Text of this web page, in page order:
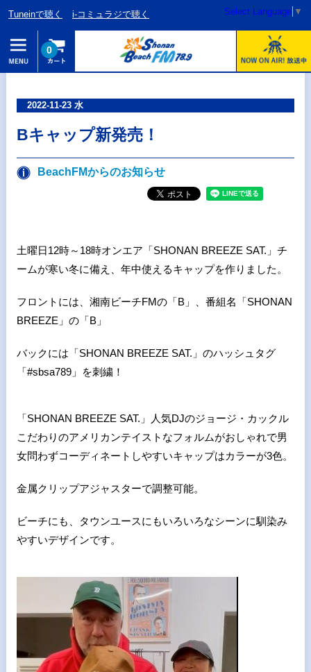
Tuneinで聴く i-コミュラジで聴く Select Language ▼
0
2022-11-23 水
Bキャップ新発売！
BeachFMからのお知らせ
土曜日12時～ 18時オンエア「SHONAN BREEZE SAT. 」チ
ームが寒い冬に備え、年中使えるキャップを作りました。
フロントには、湘南ビーチFMの「B」、番組名「SHONAN
BREEZE 」の「B」
バックには「SHONAN BREEZE SAT. 」のハッシュタグ
「#sbsa789」を刺繍！
「SHONAN BREEZE SAT. 」人気DJのジョージ・カックル
こだわりのアメリカンテイストなフォルムがおしゃれで男
女問わずコーディネートしやすいキャップはカラーが3色。
金属クリップアジャスターで調整可能。
ビーチにも、タウンユースにもいろいろなシーンに馴染み
やすいデザインです。